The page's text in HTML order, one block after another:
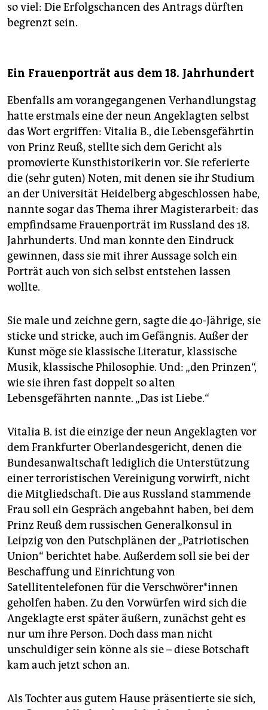
so viel: Die Erfolgschancen des Antrags dürften
begrenzt sein.
Ein Frauenporträt aus dem 18. Jahrhundert
Ebenfalls am vorangegangenen Verhandlungstag
hatte erstmals eine der neun Angeklagten selbst
das Wort ergriffen: Vitalia B., die Lebensgefährtin
von Prinz Reuß, stellte sich dem Gericht als
promovierte Kunsthistorikerin vor. Sie referierte
die (sehr guten) Noten, mit denen sie ihr Studium
an der Universität Heidelberg abgeschlossen habe,
nannte sogar das Thema ihrer Magisterarbeit: das
empfindsame Frauenporträt im Russland des 18.
Jahrhunderts. Und man konnte den Eindruck
gewinnen, dass sie mit ihrer Aussage solch ein
Porträt auch von sich selbst entstehen lassen
wollte.
Sie male und zeichne gern, sagte die 40-Jährige, sie
sticke und stricke, auch im Gefängnis. Außer der
Kunst möge sie klassische Literatur, klassische
Musik, klassische Philosophie. Und: „den Prinzen“,
wie sie ihren fast doppelt so alten
Lebensgefährten nannte. „Das ist Liebe.“
Vitalia B. ist die einzige der neun Angeklagten vor
dem Frankfurter Oberlandesgericht, denen die
Bundesanwaltschaft lediglich die Unterstützung
einer terroristischen Vereinigung vorwirft, nicht
die Mitgliedschaft. Die aus Russland stammende
Frau soll ein Gespräch angebahnt haben, bei dem
Prinz Reuß dem russischen Generalkonsul in
Leipzig von den Putschplänen der „Patriotischen
Union“ berichtet habe. Außerdem soll sie bei der
Beschaffung und Einrichtung von
Satellitentelefonen für die Ver­schwö­re­r*in­nen
geholfen haben. Zu den Vorwürfen wird sich die
Angeklagte erst später äußern, zunächst geht es
nur um ihre Person. Doch dass man nicht
unschuldiger sein könne als sie – diese Botschaft
kam auch jetzt schon an.
Als Tochter aus gutem Hause präsentierte sie sich,